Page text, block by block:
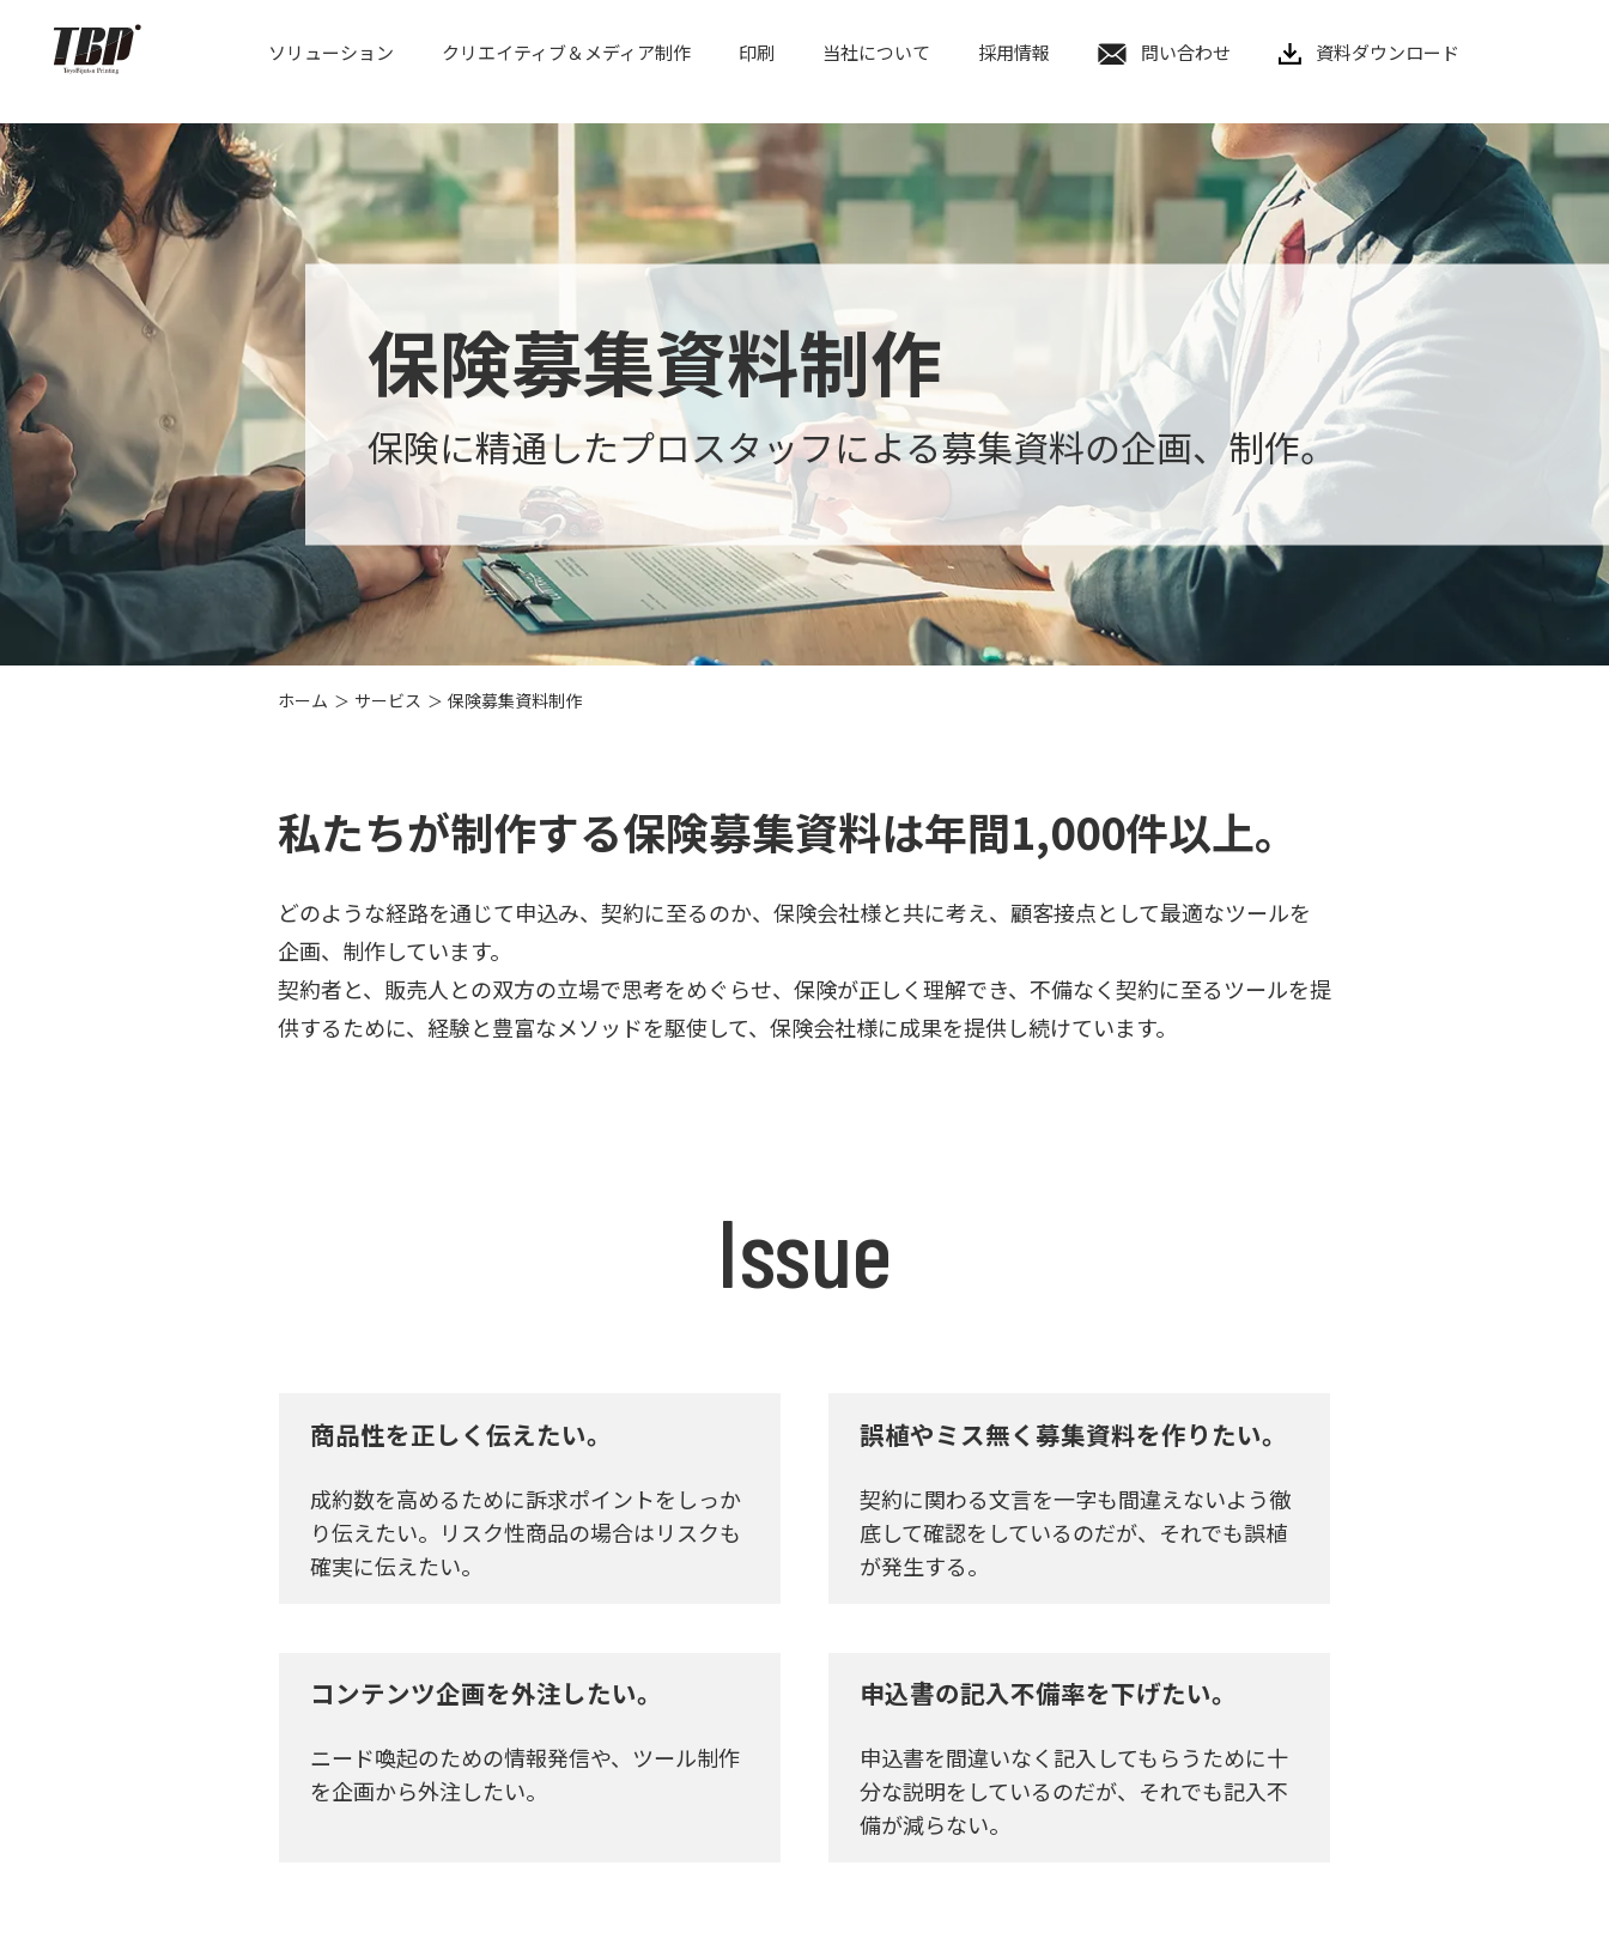
ソリューション クリエイティブ＆メディア制作 印刷 当社について 採用情報 問い合わせ 資料ダウンロード
保険募集資料制作
保険に精通したプロスタッフによる募集資料の企画、制作。
ホーム サービス 保険募集資料制作
私たちが制作する保険募集資料は年間1,000件以上。
どのような経路を通じて申込み、契約に至るのか、保険会社様と共に考え、顧客接点として最適なツールを
企画、制作しています。
契約者と、販売人との双方の立場で思考をめぐらせ、保険が正しく理解でき、不備なく契約に至るツールを提
供するために、経験と豊富なメソッドを駆使して、保険会社様に成果を提供し続けています。
Issue
商品性を正しく伝えたい。
成約数を高めるために訴求ポイントをしっか
り伝えたい。リスク性商品の場合はリスクも
確実に伝えたい。
誤植やミス無く募集資料を作りたい。
契約に関わる文言を一字も間違えないよう徹
底して確認をしているのだが、それでも誤植
が発生する。
コンテンツ企画を外注したい。
ニード喚起のための情報発信や、ツール制作
を企画から外注したい。
申込書の記入不備率を下げたい。
申込書を間違いなく記入してもらうために十
分な説明をしているのだが、それでも記入不
備が減らない。